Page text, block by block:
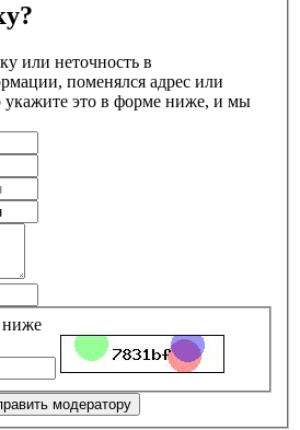
или неточность в
поменялся адрес или
укажите это в форме ниже, и мы
ниже
модератору